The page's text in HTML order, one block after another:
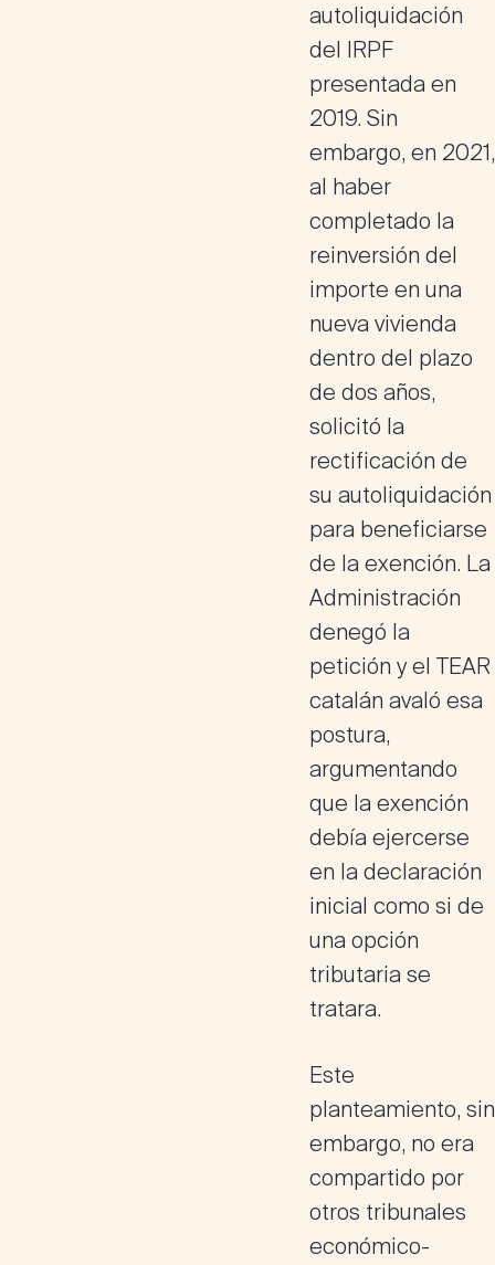
autoliquidación
del IRPF
presentada en
2019. Sin
embargo, en 2021,
al haber
completado la
reinversión del
importe en una
nueva vivienda
dentro del plazo
de dos años,
solicitó la
rectificación de
su autoliquidación
para beneficiarse
de la exención. La
Administración
denegó la
petición y el TEAR
catalán avaló esa
postura,
argumentando
que la exención
debía ejercerse
en la declaración
inicial como si de
una opción
tributaria se
tratara.
Este
planteamiento, sin
embargo, no era
compartido por
otros tribunales
económico-